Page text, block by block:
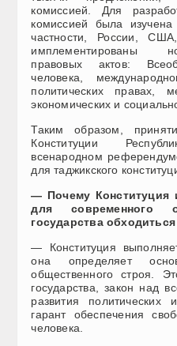
комиссией. Для
комиссией была
частности, России,
имплементированы
правовых актов:
человека,
политических правах,
экономических и
Таким образом,
Конституции
всенародном
для таджикского
— Почему Конституция
для современного
государства
— Конституция
она определяет
общественного строя.
государства, закон над
развития политических
гарант обеспечения
человека.